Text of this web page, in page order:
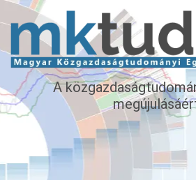
A